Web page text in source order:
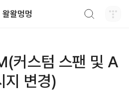
왈왈멍멍
커스텀 스팬 및 A
변경)